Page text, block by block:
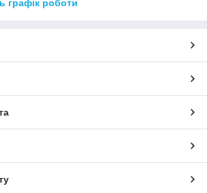
графік роботи